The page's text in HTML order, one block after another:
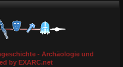
- Archäologie und
by EXARC.net